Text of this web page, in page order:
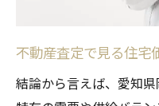
査定から見た
理想の住まい選び
報
不動産査定で見る住宅
結論から言えば、愛知